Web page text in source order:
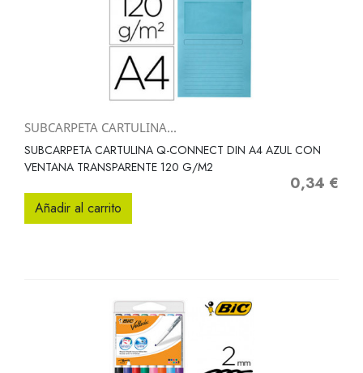
SUBCARPETA CARTULINA...
SUBCARPETA CARTULINA Q-CONNECT DIN A4 AZUL CON
VENTANA TRANSPARENTE 120 G/M2
Precio
0,34 €
Añadir al carrito